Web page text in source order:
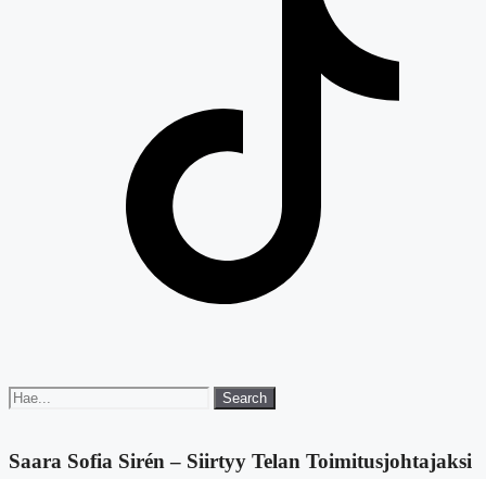
Search
for:
Search
Saara Sofia Sirén – Siirtyy Telan Toimitusjohtajaksi